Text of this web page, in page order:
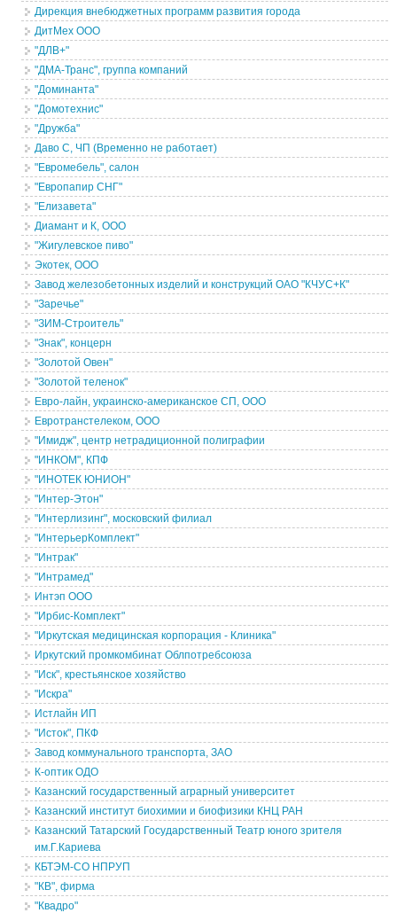
Дирекция внебюджетных программ развития города
ДитМех ООО
"ДЛВ+"
"ДМА-Транс", группа компаний
"Доминанта"
"Домотехнис"
"Дружба"
Даво С, ЧП (Временно не работает)
"Евромебель", салон
"Европапир СНГ"
"Елизавета"
Диамант и К, ООО
"Жигулевское пиво"
Экотек, ООО
Завод железобетонных изделий и конструкций ОАО "КЧУС+К"
"Заречье"
"ЗИМ-Строитель"
"Знак", концерн
"Золотой Овен"
"Золотой теленок"
Евро-лайн, украинско-американское СП, ООО
Евротранстелеком, ООО
"Имидж", центр нетрадиционной полиграфии
"ИНКОМ", КПФ
"ИНОТЕК ЮНИОН"
"Интер-Этон"
"Интерлизинг", московский филиал
"ИнтерьерКомплект"
"Интрак"
"Интрамед"
Интэп ООО
"Ирбис-Комплект"
"Иркутская медицинская корпорация - Клиника"
Иркутский промкомбинат Облпотребсоюза
"Иск", крестьянское хозяйство
"Искра"
Истлайн ИП
"Исток", ПКФ
Завод коммунального транспорта, ЗАО
К-оптик ОДО
Казанский государственный аграрный университет
Казанский институт биохимии и биофизики КНЦ РАН
Казанский Татарский Государственный Театр юного зрителя
им.Г.Кариева
КБТЭМ-СО НПРУП
"КВ", фирма
"Квадро"